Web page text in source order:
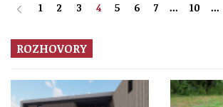
1 2 3 4 5 6 7 ... 10 ...
ROZHOVORY